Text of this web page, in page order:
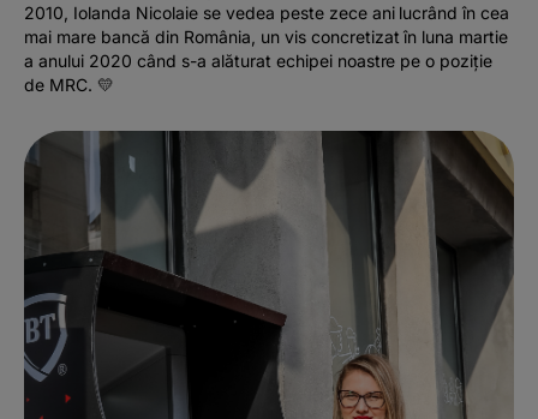
Banking, pe relaxare
2010, Iolanda Nicolaie se vedea peste zece ani lucrând în cea
mai mare bancă din România, un vis concretizat în luna martie
a anului 2020 când s-a alăturat echipei noastre pe o poziție
de MRC. 💛